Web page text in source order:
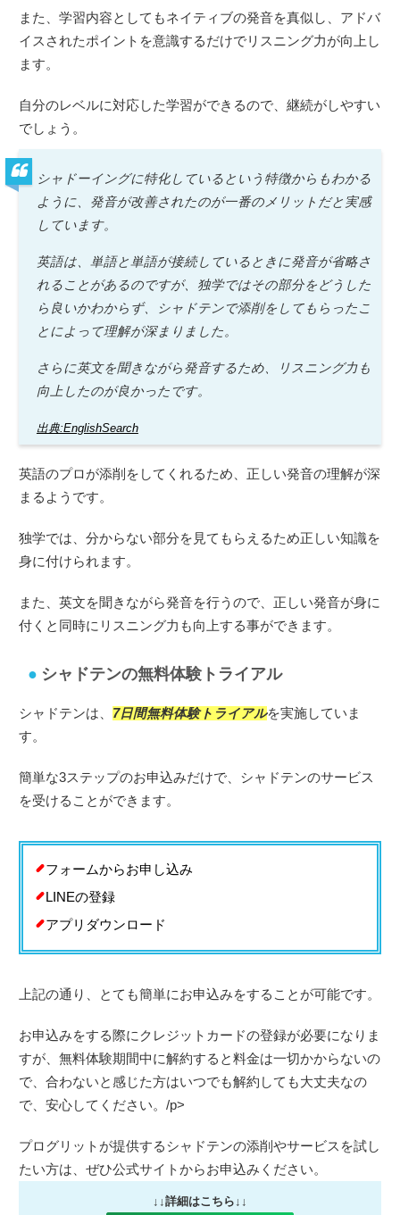
また、学習内容としてもネイティブの発音を真似し、アドバ
イスされたポイントを意識するだけでリスニング力が向上し
ます。
自分のレベルに対応した学習ができるので、継続がしやすい
でしょう。
シャドーイングに特化しているという特徴からもわかる
ように、発音が改善されたのが一番のメリットだと実感
しています。
英語は、単語と単語が接続しているときに発音が省略さ
れることがあるのですが、独学ではその部分をどうした
ら良いかわからず、シャドテンで添削をしてもらったこ
とによって理解が深まりました。
さらに英文を聞きながら発音するため、リスニング力も
向上したのが良かったです。
出典:EnglishSearch
英語のプロが添削をしてくれるため、正しい発音の理解が深
まるようです。
独学では、分からない部分を見てもらえるため正しい知識を
身に付けられます。
また、英文を聞きながら発音を行うので、正しい発音が身に
付くと同時にリスニング力も向上する事ができます。
シャドテンの無料体験トライアル
シャドテンは、 7日間無料体験トライアルを実施していま
す。
簡単な3ステップのお申込みだけで、シャドテンのサービス
を受けることができます。
フォームからお申し込み
LINEの登録
アプリダウンロード
上記の通り、とても簡単にお申込みをすることが可能です。
お申込みをする際にクレジットカードの登録が必要になりま
すが、無料体験期間中に解約すると料金は一切かからないの
で、合わないと感じた方はいつでも解約しても大丈夫なの
で、安心してください。/p>
プログリットが提供するシャドテンの添削やサービスを試し
たい方は、ぜひ公式サイトからお申込みください。
↓↓詳細はこちら↓↓